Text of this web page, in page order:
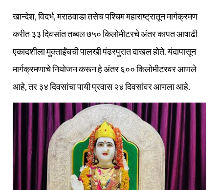
खान्देश, विदर्भ, मराठवाडा तसेच पश्‍चिम महाराष्ट्रातून मार्गक्रमण
करीत ३३ दिवसांत तब्बल ७५० किलोमीटरचे अंतर कापत आषाढी
एकादशीला मुक्ताईंचची पालखी पंढरपुरात दाखल होते. यंदापासून
मार्गक्रमणाचे नियोजन करून हे अंतर ६०० किलोमीटरवर आणले
आहे, तर ३४ दिवसांचा पायी प्रवास २४ दिवसांवर आणला आहे.